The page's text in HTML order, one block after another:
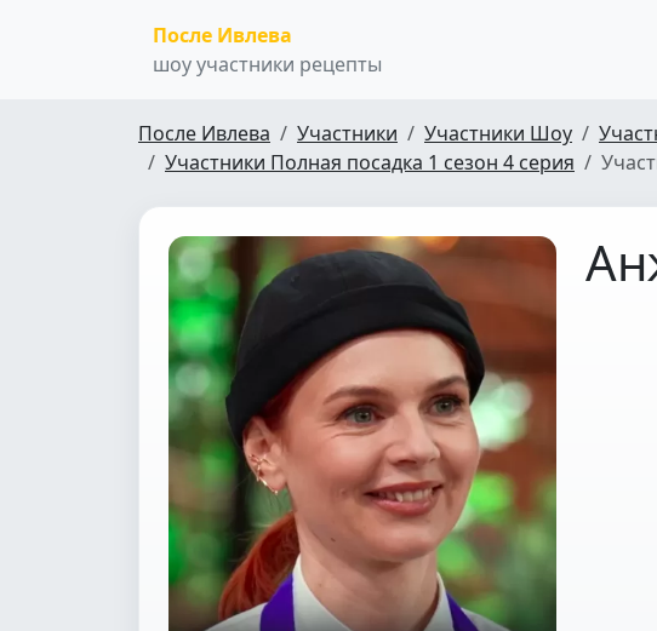
После Ивлева
шоу участники рецепты
После Ивлева Участники Участники Шоу
Участники Полная посадка 1 сезон 4 серия